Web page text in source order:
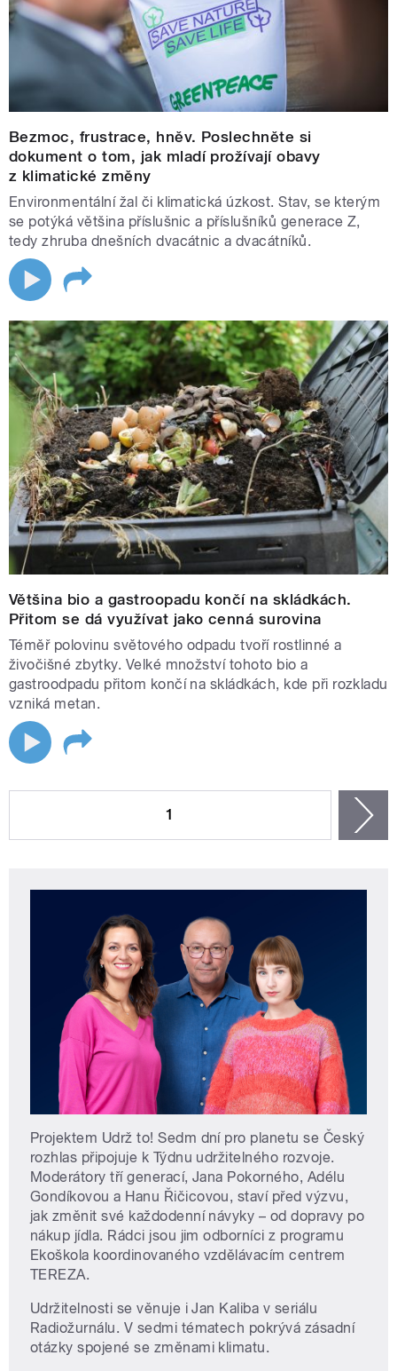
Bezmoc, frustrace, hněv. Poslechněte si
dokument o tom, jak mladí prožívají obavy
z klimatické změny
Environmentální žal či klimatická úzkost. Stav, se kterým
se potýká většina příslušnic a příslušníků generace Z,
tedy zhruba dnešních dvacátnic a dvacátníků.
Většina bio a gastroopadu končí na skládkách.
Přitom se dá využívat jako cenná surovina
Téměř polovinu světového odpadu tvoří rostlinné a
živočišné zbytky. Velké množství tohoto bio a
gastroodpadu přitom končí na skládkách, kde při rozkladu
vzniká metan.
1
Projektem Udrž to! Sedm dní pro planetu se Český
rozhlas připojuje k Týdnu udržitelného rozvoje.
Moderátory tří generací, Jana Pokorného, Adélu
Gondíkovou a Hanu Řičicovou, staví před výzvu,
jak změnit své každodenní návyky – od dopravy po
nákup jídla. Rádci jsou jim odborníci z programu
Ekoškola koordinovaného vzdělávacím centrem
TEREZA.
Udržitelnosti se věnuje i Jan Kaliba v seriálu
Radiožurnálu. V sedmi tématech pokrývá zásadní
otázky spojené se změnami klimatu.